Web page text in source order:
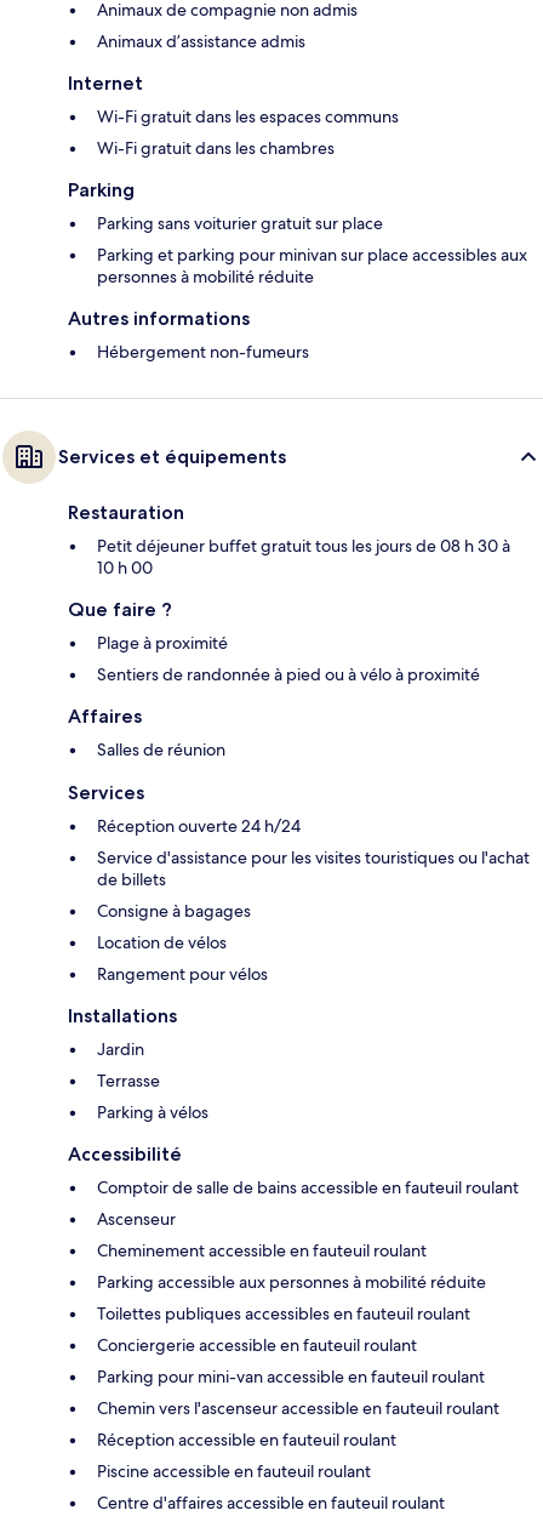
Animaux de compagnie non admis
Animaux d’assistance admis
Internet
Wi-Fi gratuit dans les espaces communs
Wi-Fi gratuit dans les chambres
Parking
Parking sans voiturier gratuit sur place
Parking et parking pour minivan sur place accessibles aux
personnes à mobilité réduite
Autres informations
Hébergement non-fumeurs
Services et équipements
Restauration
Petit déjeuner buffet gratuit tous les jours de 08 h 30 à
10 h 00
Que faire ?
Plage à proximité
Sentiers de randonnée à pied ou à vélo à proximité
Affaires
Salles de réunion
Services
Réception ouverte 24 h/24
Service d'assistance pour les visites touristiques ou l'achat
de billets
Consigne à bagages
Location de vélos
Rangement pour vélos
Installations
Jardin
Terrasse
Parking à vélos
Accessibilité
Comptoir de salle de bains accessible en fauteuil roulant
Ascenseur
Cheminement accessible en fauteuil roulant
Parking accessible aux personnes à mobilité réduite
Toilettes publiques accessibles en fauteuil roulant
Conciergerie accessible en fauteuil roulant
Parking pour mini-van accessible en fauteuil roulant
Chemin vers l'ascenseur accessible en fauteuil roulant
Réception accessible en fauteuil roulant
Piscine accessible en fauteuil roulant
Centre d'affaires accessible en fauteuil roulant